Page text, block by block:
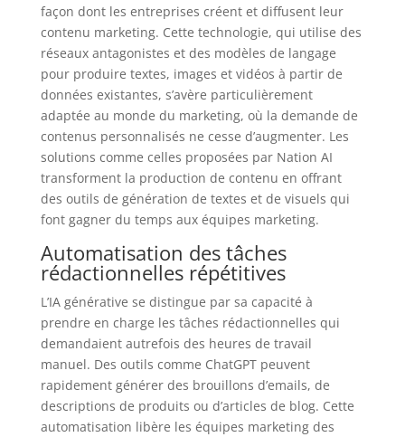
façon dont les entreprises créent et diffusent leur
contenu marketing. Cette technologie, qui utilise des
réseaux antagonistes et des modèles de langage
pour produire textes, images et vidéos à partir de
données existantes, s’avère particulièrement
adaptée au monde du marketing, où la demande de
contenus personnalisés ne cesse d’augmenter. Les
solutions comme celles proposées par Nation AI
transforment la production de contenu en offrant
des outils de génération de textes et de visuels qui
font gagner du temps aux équipes marketing.
Automatisation des tâches
rédactionnelles répétitives
L’IA générative se distingue par sa capacité à
prendre en charge les tâches rédactionnelles qui
demandaient autrefois des heures de travail
manuel. Des outils comme ChatGPT peuvent
rapidement générer des brouillons d’emails, de
descriptions de produits ou d’articles de blog. Cette
automatisation libère les équipes marketing des